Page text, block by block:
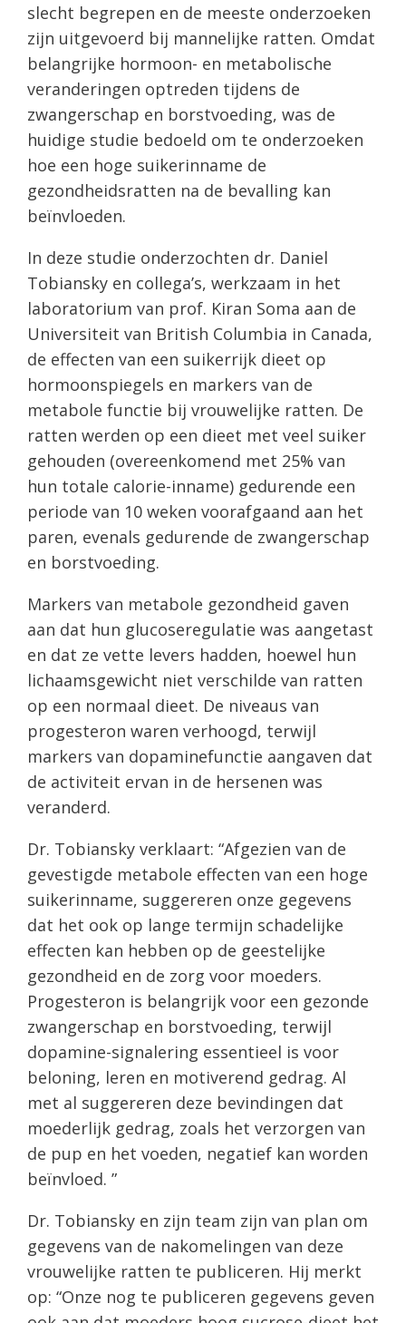
slecht begrepen en de meeste onderzoeken
zijn uitgevoerd bij mannelijke ratten. Omdat
belangrijke hormoon- en metabolische
veranderingen optreden tijdens de
zwangerschap en borstvoeding, was de
huidige studie bedoeld om te onderzoeken
hoe een hoge suikerinname de
gezondheidsratten na de bevalling kan
beïnvloeden.
In deze studie onderzochten dr. Daniel
Tobiansky en collega’s, werkzaam in het
laboratorium van prof. Kiran Soma aan de
Universiteit van British Columbia in Canada,
de effecten van een suikerrijk dieet op
hormoonspiegels en markers van de
metabole functie bij vrouwelijke ratten. De
ratten werden op een dieet met veel suiker
gehouden (overeenkomend met 25% van
hun totale calorie-inname) gedurende een
periode van 10 weken voorafgaand aan het
paren, evenals gedurende de zwangerschap
en borstvoeding.
Markers van metabole gezondheid gaven
aan dat hun glucoseregulatie was aangetast
en dat ze vette levers hadden, hoewel hun
lichaamsgewicht niet verschilde van ratten
op een normaal dieet. De niveaus van
progesteron waren verhoogd, terwijl
markers van dopaminefunctie aangaven dat
de activiteit ervan in de hersenen was
veranderd.
Dr. Tobiansky verklaart: “Afgezien van de
gevestigde metabole effecten van een hoge
suikerinname, suggereren onze gegevens
dat het ook op lange termijn schadelijke
effecten kan hebben op de geestelijke
gezondheid en de zorg voor moeders.
Progesteron is belangrijk voor een gezonde
zwangerschap en borstvoeding, terwijl
dopamine-signalering essentieel is voor
beloning, leren en motiverend gedrag. Al
met al suggereren deze bevindingen dat
moederlijk gedrag, zoals het verzorgen van
de pup en het voeden, negatief kan worden
beïnvloed. ”
Dr. Tobiansky en zijn team zijn van plan om
gegevens van de nakomelingen van deze
vrouwelijke ratten te publiceren. Hij merkt
op: “Onze nog te publiceren gegevens geven